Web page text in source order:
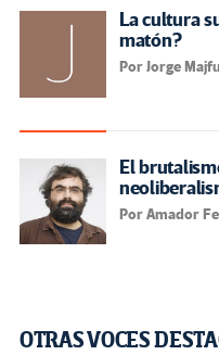
La cultura
matón?
Por Jorge
El
Por Amador
OTRAS VOCES